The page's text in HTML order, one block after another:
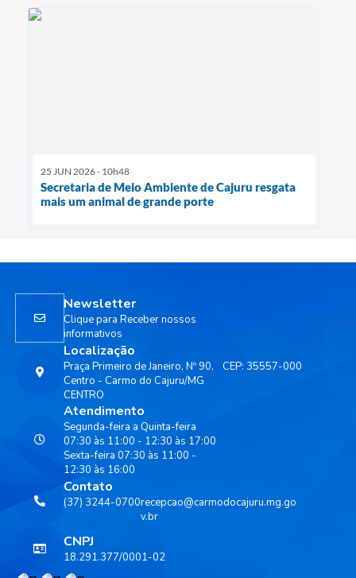
25 JUN 2026 - 10h48
Secretaria de Meio Ambiente de Cajuru resgata
mais um animal de grande porte
Localização
Praça Primeiro de Janeiro, Nº 90,
Centro - Carmo do Cajuru/MG
CENTRO
CEP: 35557-000
Contato
(37) 3244-0700recepcao@carmodocajuru.mg.go
v.br
Atendimento
Segunda-feira a Quinta-feira
07:30 às 11:00 - 12:30 às 17:00
Sexta-feira 07:30 às 11:00 -
12:30 às 16:00
CNPJ
18.291.377/0001-02
Newsletter
Clique para Receber nossos
informativos